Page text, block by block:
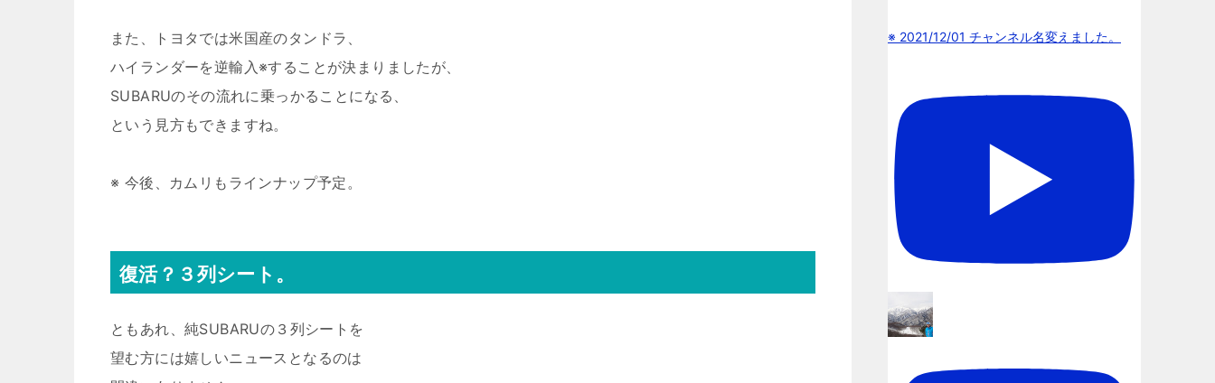
また、トヨタでは米国産のタンドラ、
ハイランダーを逆輸入※することが決まりましたが、
SUBARUのその流れに乗っかることになる、
という見方もできますね。
※ 今後、カムリもラインナップ予定。
復活？３列シート。
ともあれ、純SUBARUの３列シートを
望む方には嬉しいニュースとなるのは
※ 2021/12/01 チャンネル名変えました。